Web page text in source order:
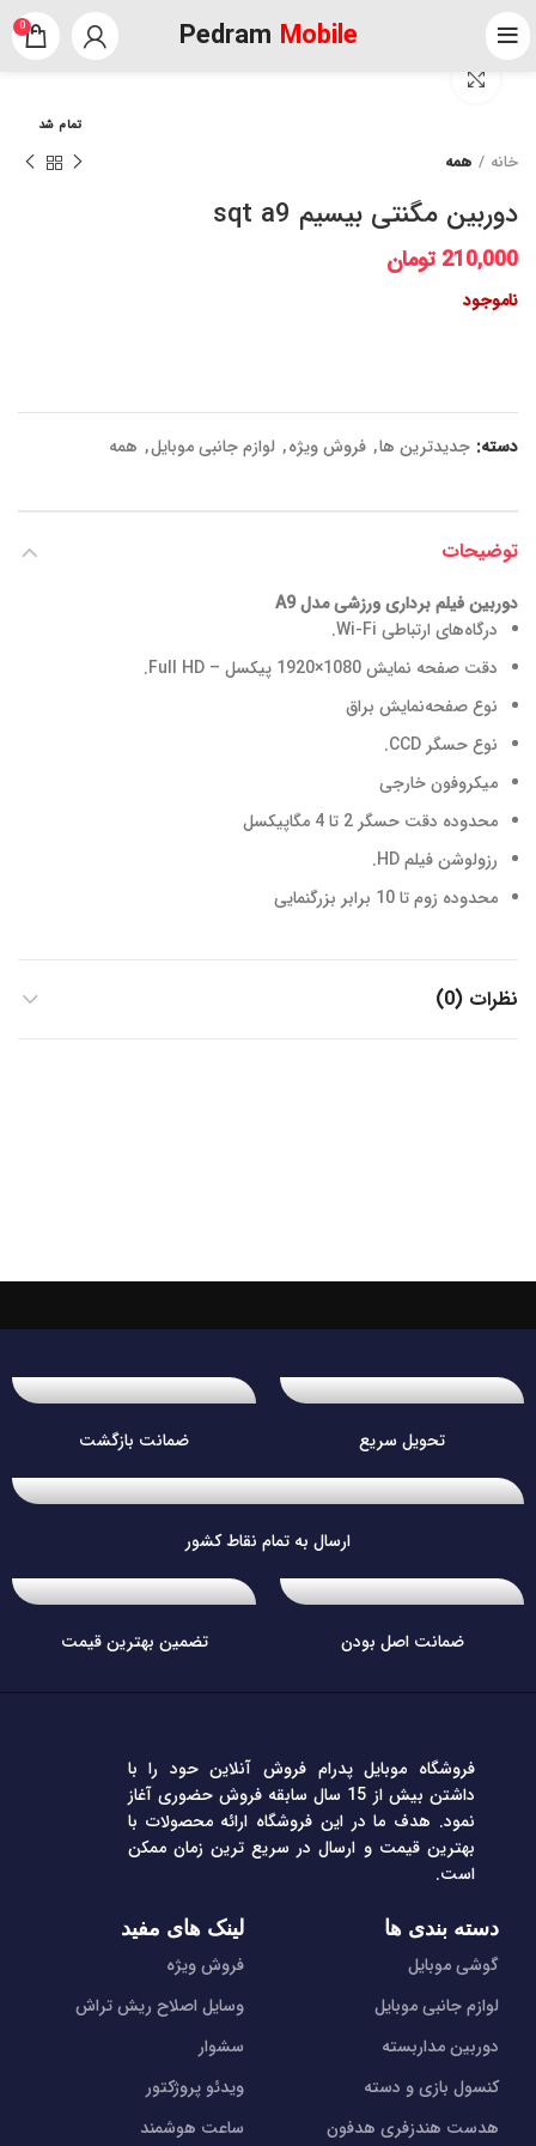
Pedram Mobile
0
تمام شد
خانه همه
دوربین مگنتی بیسیم sqt a9
210,000 تومان
ناموجود
دسته: جدیدترین ها, فروش ویژه, لوازم جانبی موبایل, همه
توضیحات
دوربین فیلم برداری ورزشی مدل A9
درگاه‌های ارتباطی
دقت صفحه نمایش
نوع صفحه‌نمایش براق
نوع حسگر
میکروفونخارجی
محدوده دقت حسگر 2 تا 4 مگاپیکسل
رزولوشن فیلم
محدوده زومتا 10 برابر بزرگنمایی
نظرات (0)
تحویل سریع ضمانت بازگشت
ارسال به تمام نقاط کشور
ضمانت اصل بودن تضمین بهترین قیمت
فروشگاه موبایل پدرام فروش آنلاین حود را با
داشتن بیش از 15 سال سابقه فروش حضوری آغاز
نمود. هدف ما در این فروشگاه ارائه محصولات با
بهترین قیمت و ارسال در سریع ترین زمان ممکن
است.
دسته بندی ها
گوشی موبایل
لوازم جانبی موبایل
دوربین مداربسته
کنسول بازی و دسته
هدست هندزفری هدفون
لینک های مفید
فروش ویژه
وسایل اصلاح ریش تراش
سشوار
ویدئو پروژکتور
ساعت هوشمند